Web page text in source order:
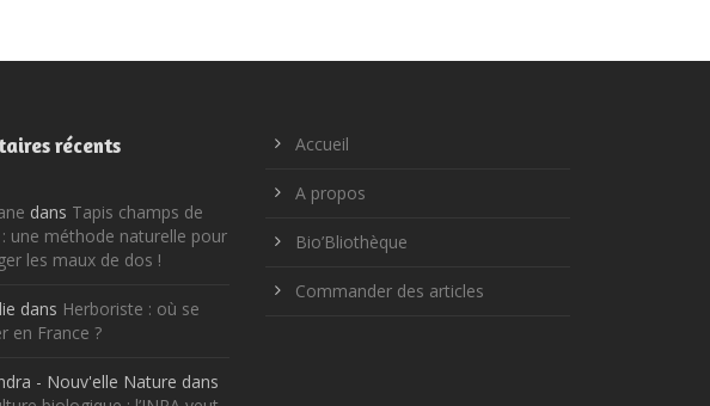
récents
dans Tapis champs de
une méthode naturelle pour
les maux de dos !
dans Herboriste : où se
en France ?
- Nouv'elle Nature dans
Accueil
A propos
Bio’Bliothèque
Commander des articles